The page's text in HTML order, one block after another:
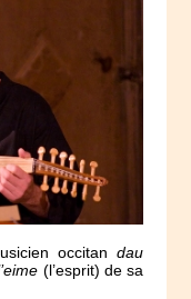
occitandau
(l’esprit) de sa